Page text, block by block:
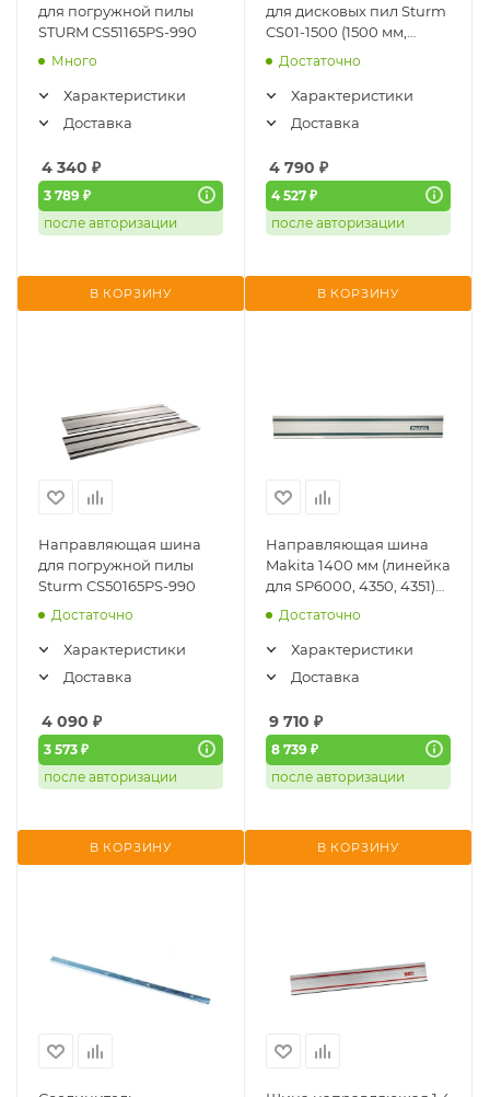
для погружной пилы
STURM CS51165PS-990
Много
Характеристики
Доставка
4 340 ₽
3 789 ₽
после авторизации
В КОРЗИНУ
для дисковых пил Sturm
CS01-1500 (1500 мм,
универсальная)
Достаточно
Характеристики
Доставка
4 790 ₽
4 527 ₽
после авторизации
В КОРЗИНУ
Направляющая шина
для погружной пилы
Sturm CS50165PS-990
Достаточно
Характеристики
Доставка
4 090 ₽
3 573 ₽
после авторизации
В КОРЗИНУ
Направляющая шина
Makita 1400 мм (линейка
для SP6000, 4350, 4351)
194368-5
Достаточно
Характеристики
Доставка
9 710 ₽
8 739 ₽
после авторизации
В КОРЗИНУ